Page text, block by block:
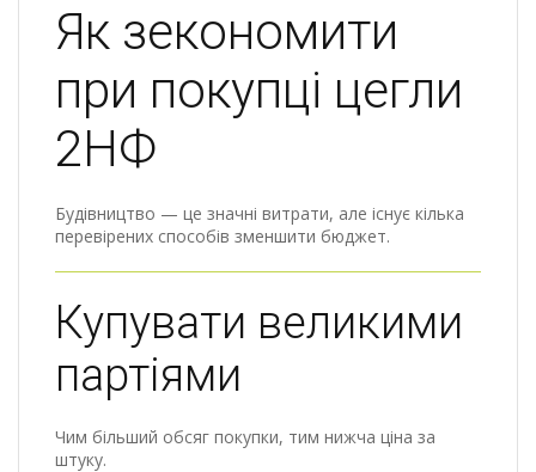
Як зекономити
при покупці цегли
2НФ
Будівництво — це значні витрати, але існує кілька
перевірених способів зменшити бюджет.
Купувати великими
партіями
Чим більший обсяг покупки, тим нижча ціна за
штуку.